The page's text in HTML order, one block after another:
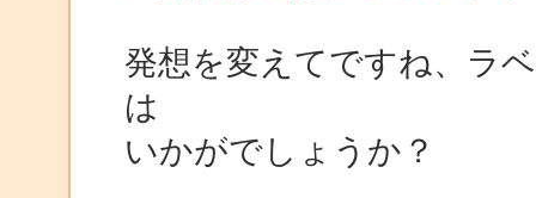
発想を変えてですね、ラ
は
いかがでしょうか？